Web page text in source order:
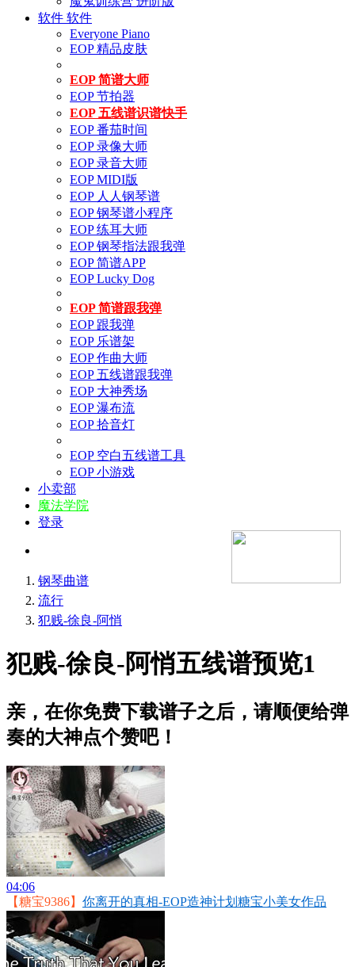
软件 软件
Everyone Piano
EOP 精品皮肤
EOP 简谱大师
EOP 节拍器
EOP 五线谱识谱快手
EOP 番茄时间
EOP 录像大师
EOP 录音大师
EOP MIDI版
EOP 人人钢琴谱
EOP 钢琴谱小程序
EOP 练耳大师
EOP 钢琴指法跟我弹
EOP 简谱APP
EOP Lucky Dog
EOP 简谱跟我弹
EOP 跟我弹
EOP 乐谱架
EOP 作曲大师
EOP 五线谱跟我弹
EOP 大神秀场
EOP 瀑布流
EOP 拾音灯
EOP 空白五线谱工具
EOP 小游戏
小卖部
魔法学院
登录
钢琴曲谱
流行
犯贱-徐良-阿悄
犯贱-徐良-阿悄五线谱预览1
亲，在你免费下载谱子之后，请顺便给弹
奏的大神点个赞吧！
04:06
【糖宝9386】 你离开的真相-EOP造神计划糖宝小美女作品